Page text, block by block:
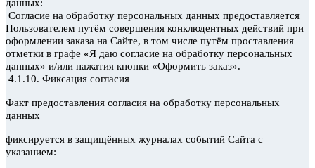
данных:
Согласие на обработку персональных данных предоставляется
Пользователем путём совершения конклюдентных действий при
оформлении заказа на Сайте, в том числе путём проставления
отметки в графе «Я даю согласие на обработку персональных
данных» и/или нажатия кнопки «Оформить заказ».
4.1.10. Фиксация согласия
Факт предоставления согласия на обработку персональных
данных
фиксируется в защищённых журналах событий Сайта с
указанием: